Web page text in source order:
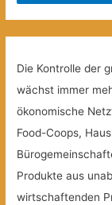
Die Kontrolle der
wächst immer
ökonomische
Food-Coops,
Produkte aus
wirtschaftenden